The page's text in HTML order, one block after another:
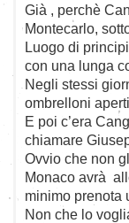
Già , perchè
Montecarlo,
Luogo di
con una lunga
Negli stessi
ombrelloni
E poi c’era
chiamare
Ovvio che non
Monaco avrà
minimo prenota
Non che lo